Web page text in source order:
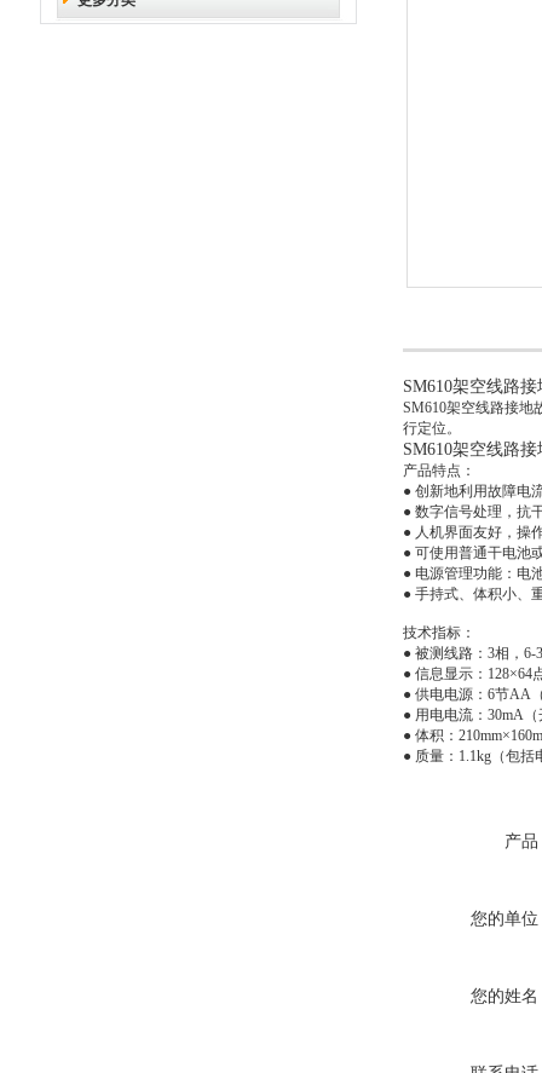
SM610架空线路
SM610架空线路接地
行定位。
SM610架空线路
产品特点：
● 创新地利用故障电
● 数字信号处理，抗
● 人机界面友好，操
● 可使用普通干电池
● 电源管理功能：电
● 手持式、体积小、
技术指标：
● 被测线路：3相，6-
● 信息显示：128×64
● 供电电源：6节AA
● 用电电流：30mA
● 体积：
● 质量：1.1kg（包括
产品
您的单位
您的姓名